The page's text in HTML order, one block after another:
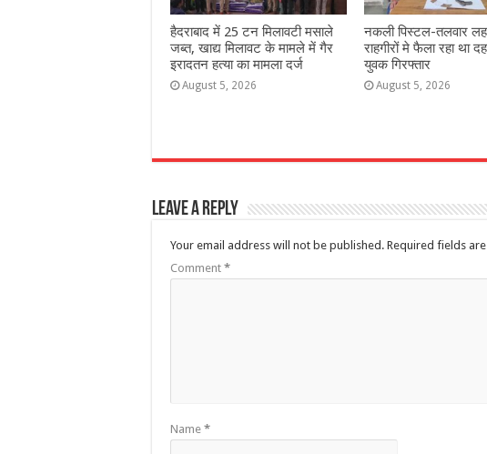
हैदराबाद में 25 टन मिलावटी मसाले
जब्त, खाद्य मिलावट के मामले में गैर
इरादतन हत्या का मामला दर्ज
August 5, 2026
नकली पिस्टल-तलवार
राहगीरों मे फैला रहा था
युवक गिरफ्तार
August 5, 2026
Leave a Reply
Your email address will not be published. Required fields
Comment *
Name *